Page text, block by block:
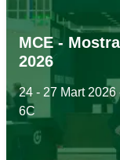
MCE -
2026
24 - 27 Mart
6C